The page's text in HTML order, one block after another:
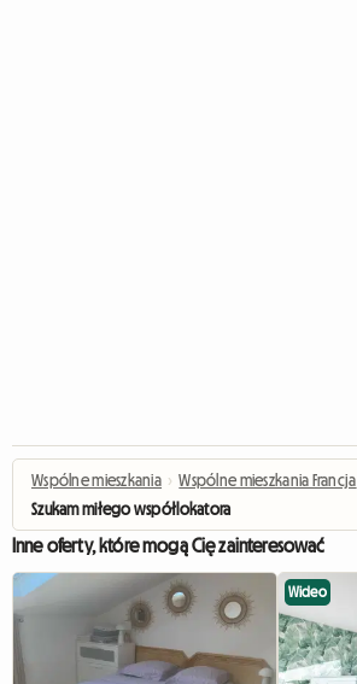
Wspólne mieszkania › Wspólne mieszkania Francja
Szukam miłego współlokatora
Inne oferty, które mogą Cię zainteresować
Wideo